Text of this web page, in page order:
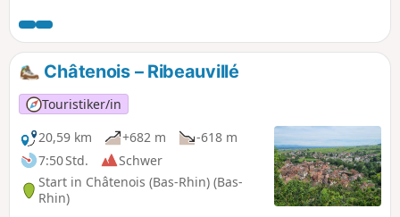
Schildern mit einem orangefarbenen oder roten
Mountainbike-Logo sowie der Aufschrift TMV (Traversée du
Massif Vosgien).
Châtenois – Ribeauvillé
Touristiker/in
20,59 km
+682 m
-618 m
7:50 Std.
Schwer
Start in Châtenois (Bas-Rhin) (Bas-
Rhin)